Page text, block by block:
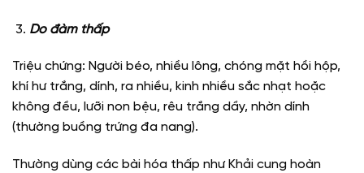
Do đàm thấp
Triệu chứng: Người béo, nhiều lông, chóng mặt hồi hộp,
khí hư trắng, dính, ra nhiều, kinh nhiều sắc nhạt hoặc
không đều, lưỡi non bệu, rêu trắng dầy, nhờn dính
(thường buồng trứng đa nang).
Thường dùng các bài hóa thấp như Khải cung hoàn